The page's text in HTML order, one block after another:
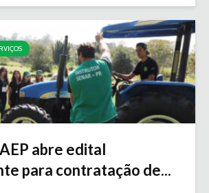
abre edital
para contratação de...